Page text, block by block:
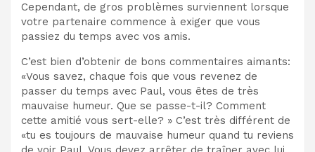
Cependant, de gros problèmes surviennent lorsque
votre partenaire commence à exiger que vous
passiez du temps avec vos amis.
C’est bien d’obtenir de bons commentaires aimants:
«Vous savez, chaque fois que vous revenez de
passer du temps avec Paul, vous êtes de très
mauvaise humeur. Que se passe-t-il? Comment
cette amitié vous sert-elle? » C’est très différent de
«tu es toujours de mauvaise humeur quand tu reviens